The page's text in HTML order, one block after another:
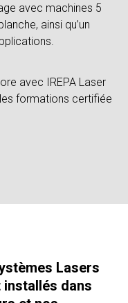
avec machines 5
ainsi qu’un
avec IREPA Laser
formations certifiée
Lasers
dans